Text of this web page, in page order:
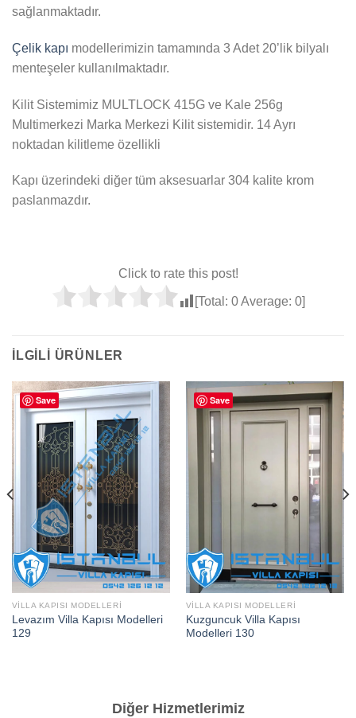
sağlanmaktadır.
Çelik kapı modellerimizin tamamında 3 Adet 20’lik bilyalı
menteşeler kullanılmaktadır.
Kilit Sistemimiz MULTLOCK 415G ve Kale 256g
Multimerkezi Marka Merkezi Kilit sistemidir. 14 Ayrı
noktadan kilitleme özellikli
Kapı üzerindeki diğer tüm aksesuarlar 304 kalite krom
paslanmazdır.
Click to rate this post!
[Total: 0Average: 0]
İLGILI ÜRÜNLER
Save
VILLA KAPISI MODELLERI
Levazım Villa Kapısı Modelleri
129
Save
VILLA KAPISI MODELLERI
Kuzguncuk Villa Kapısı
Modelleri 130
Diğer Hizmetlerimiz